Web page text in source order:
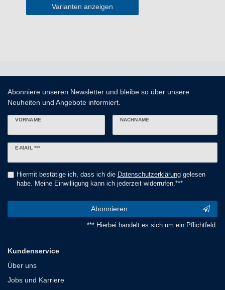
Varianten anzeigen
Abonniere unseren Newsletter und bleibe so über unsere
Neuheiten und Angebote informiert.
VORNAME NACHNAME
E-MAIL ***
Newsletter
Hiermit bestätige ich, dass ich die Daten­schutz­erklärunggelesen
habe. Meine Einwilligung kann ich jederzeit widerrufen.***
Abonnieren
*** Hierbei handelt es sich um ein Pflichtfeld.
Kundenservice
Über uns
Jobs und Karriere